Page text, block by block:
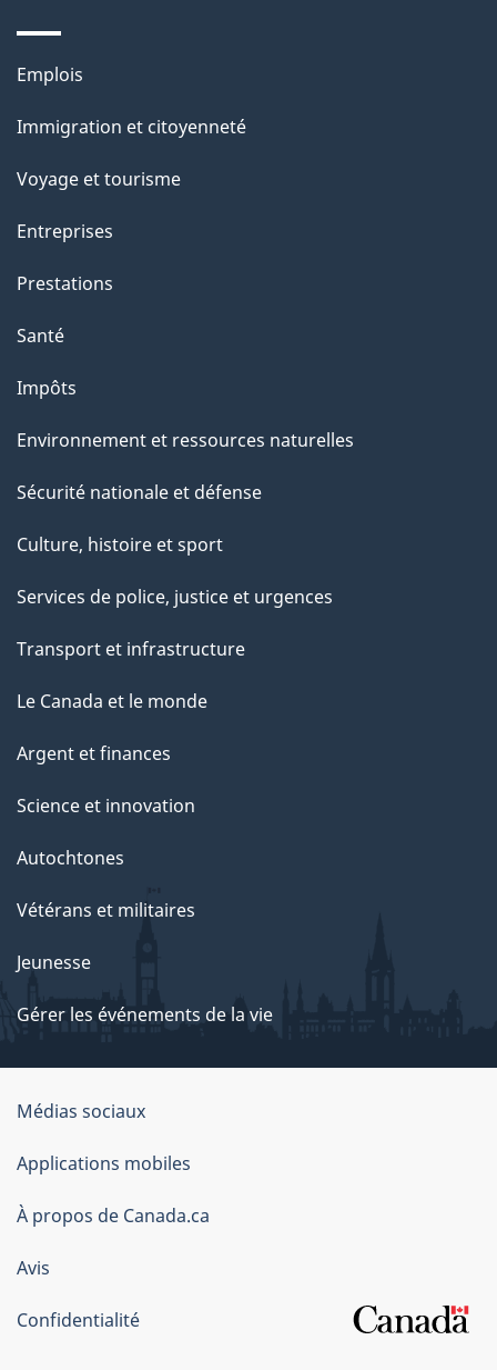
g
e
Thèmes
sujets
Emplois
Immigration et citoyenneté
Voyage et tourisme
Entreprises
Prestations
Santé
Impôts
Environnement et ressources naturelles
Sécurité nationale et défense
Culture, histoire et sport
Services de police, justice et urgences
Transport et infrastructure
Le Canada et le monde
Argent et finances
Science et innovation
Autochtones
Vétérans et militaires
Jeunesse
Gérer les événements de la vie
Organisation
du
gouvernement
du
Canada
Médias sociaux
Applications mobiles
À propos de Canada.ca
Avis
Confidentialité